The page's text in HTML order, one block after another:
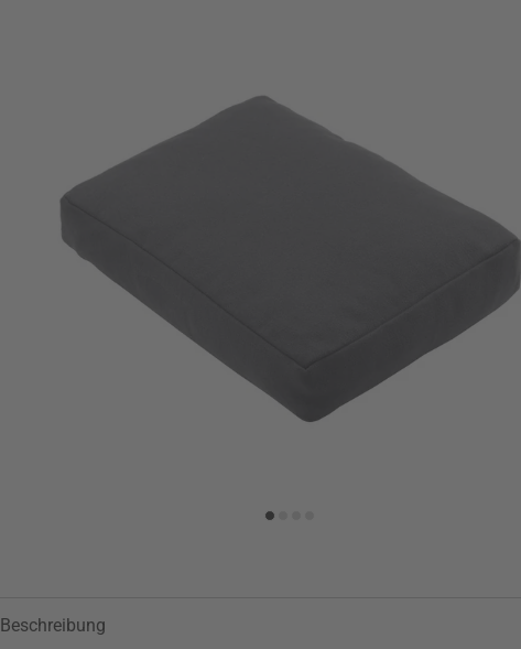
Wunschliste hinzufügen
Beschreibung